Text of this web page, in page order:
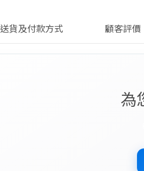
送貨及付款方式 顧客評價
為